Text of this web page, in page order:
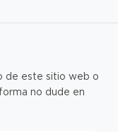
de este sitio web o
no dude en